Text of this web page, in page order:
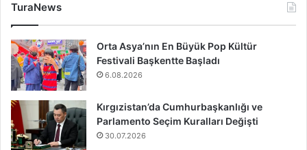
TuraNews
Orta Asya’nın En Büyük Pop Kültür
Festivali Başkentte Başladı
6.08.2026
Kırgızistan’da Cumhurbaşkanlığı ve
Parlamento Seçim Kuralları Değişti
30.07.2026